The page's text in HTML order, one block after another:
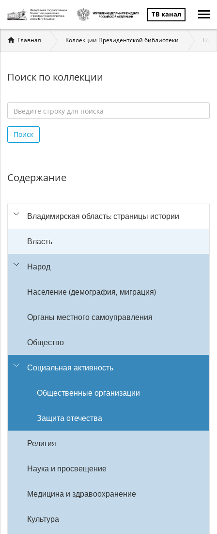
ТВ канал
Вы
здесь
Главная Коллекции Президентской библиотеки
Поиск по коллекции
строку
для
Поиск
Содержание
Владимирская область: страницы истории
Власть
Народ
Население (демография, миграция)
Органы местного самоуправления
Общество
Социальная активность
Общественные организации
Защита отечества
Религия
Наука и просвещение
Медицина и здравоохранение
Культура